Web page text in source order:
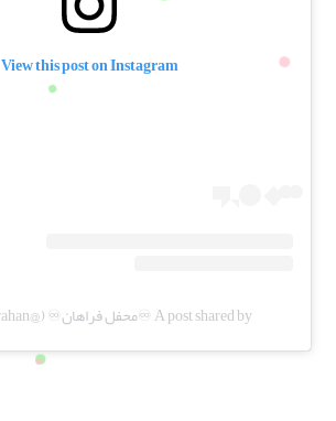
View this post on Instagram
A post shared by ♾️محفل فراهان♾️ (@mahfel_farahan)